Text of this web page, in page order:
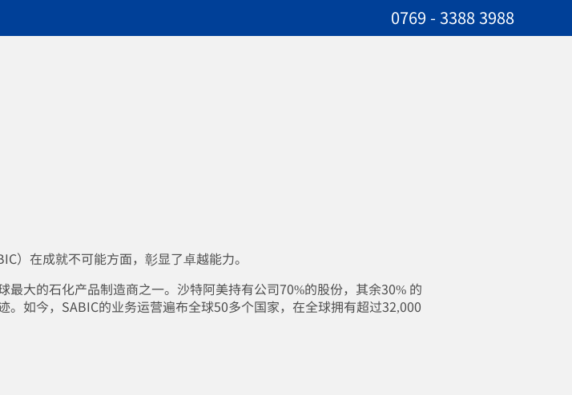
）在成就不可能方面，彰显了卓越能力。
大的石化产品制造商之一。沙特阿美持有公司70%的股份，其余30% 的
如今，SABIC的业务运营遍布全球50多个国家，在全球拥有超过32,000
0769 - 3388 3988